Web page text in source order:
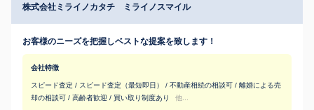
株式会社ミライノカタチ ミライノスマイル
お客様のニーズを把握しベストな提案を致します！
会社特徴
スピード査定 / スピード査定（最短即日） / 不動産相続の相談可 / 離婚による売
却の相談可 / 高齢者歓迎 / 買い取り制度あり
他...